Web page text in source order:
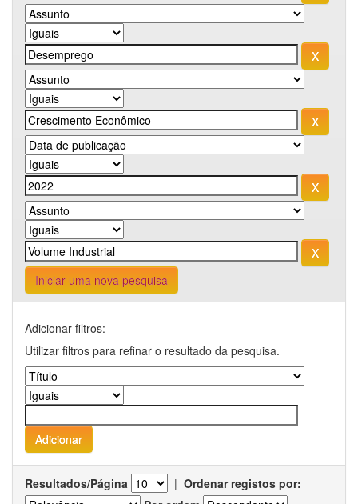
Iniciar uma nova pesquisa
Adicionar filtros:
Utilizar filtros para refinar o resultado da pesquisa.
Resultados/Página | Ordenar registos por: